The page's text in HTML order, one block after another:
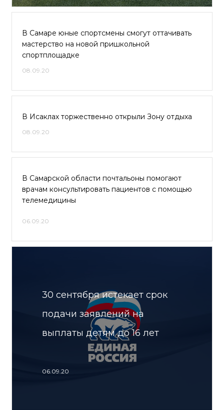
В Самаре юные спортсмены смогут оттачивать
мастерство на новой пришкольной
спортплощадке
08.09.20
В Исаклах торжественно открыли Зону отдыха
08.09.20
В Самарской области почтальоны помогают
врачам консультировать пациентов с помощью
телемедицины
06.09.20
30 сентября истекает срок
подачи заявлений на
выплаты детям до 16 лет
06.09.20